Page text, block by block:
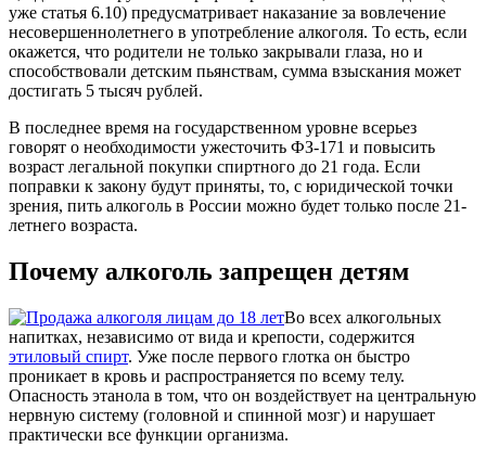
уже статья 6.10) предусматривает наказание за вовлечение
несовершеннолетнего в употребление алкоголя. То есть, если
окажется, что родители не только закрывали глаза, но и
способствовали детским пьянствам, сумма взыскания может
достигать 5 тысяч рублей.
В последнее время на государственном уровне всерьез
говорят о необходимости ужесточить ФЗ-171 и повысить
возраст легальной покупки спиртного до 21 года. Если
поправки к закону будут приняты, то, с юридической точки
зрения, пить алкоголь в России можно будет только после 21-
летнего возраста.
Почему алкоголь запрещен детям
Во всех алкогольных
напитках, независимо от вида и крепости, содержится
этиловый спирт. Уже после первого глотка он быстро
проникает в кровь и распространяется по всему телу.
Опасность этанола в том, что он воздействует на центральную
нервную систему (головной и спинной мозг) и нарушает
практически все функции организма.